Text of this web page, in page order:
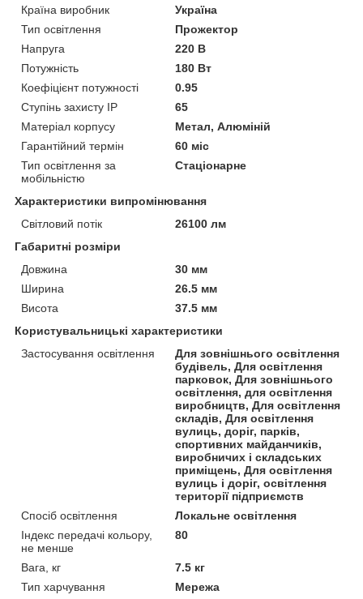
Країна виробник
Україна
Тип освітлення
Прожектор
Напруга
220 В
Потужність
180 Вт
Коефіцієнт потужності
0.95
Ступінь захисту IP
65
Матеріал корпусу
Метал, Алюміній
Гарантійний термін
60 міс
Тип освітлення за
мобільністю
Стаціонарне
Характеристики випромінювання
Світловий потік
26100 лм
Габаритні розміри
Довжина
30 мм
Ширина
26.5 мм
Висота
37.5 мм
Користувальницькі характеристики
Застосування освітлення
Для зовнішнього освітлення
будівель, Для освітлення
парковок, Для зовнішнього
освітлення, для освітлення
виробництв, Для освітлення
складів, Для освітлення
вулиць, доріг, парків,
спортивних майданчиків,
виробничих і складських
приміщень, Для освітлення
вулиць і доріг, освітлення
території підприємств
Спосіб освітлення
Локальне освітлення
Індекс передачі кольору,
не менше
80
Вага, кг
7.5 кг
Тип харчування
Мережа